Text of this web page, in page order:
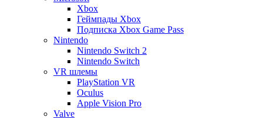
Xbox
Геймпады Xbox
Подписка Xbox Game Pass
Nintendo
Nintendo Switch 2
Nintendo Switch
VR шлемы
PlayStation VR
Oculus
Apple Vision Pro
Valve